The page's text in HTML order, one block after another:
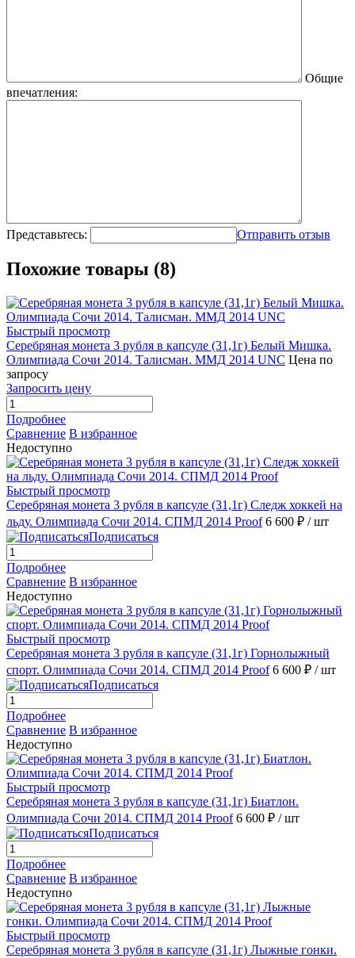
Общие
впечатления:
Представьтесь: Отправить отзыв
Похожие товары (8)
Быстрый просмотр
Серебряная монета 3 рубля в капсуле (31,1г) Белый Мишка.
Олимпиада Сочи 2014. Талисман. ММД 2014 UNC Цена по
запросу
Запросить цену
Подробнее
Сравнение В избранное
Недоступно
Быстрый просмотр
Серебряная монета 3 рубля в капсуле (31,1г) Следж хоккей на
льду. Олимпиада Сочи 2014. СПМД 2014 Proof 6 600 ₽ / шт
Подписаться
Подробнее
Сравнение В избранное
Недоступно
Быстрый просмотр
Серебряная монета 3 рубля в капсуле (31,1г) Горнолыжный
спорт. Олимпиада Сочи 2014. СПМД 2014 Proof 6 600 ₽ / шт
Подписаться
Подробнее
Сравнение В избранное
Недоступно
Быстрый просмотр
Серебряная монета 3 рубля в капсуле (31,1г) Биатлон.
Олимпиада Сочи 2014. СПМД 2014 Proof 6 600 ₽ / шт
Подписаться
Подробнее
Сравнение В избранное
Недоступно
Быстрый просмотр
Серебряная монета 3 рубля в капсуле (31,1г) Лыжные гонки.